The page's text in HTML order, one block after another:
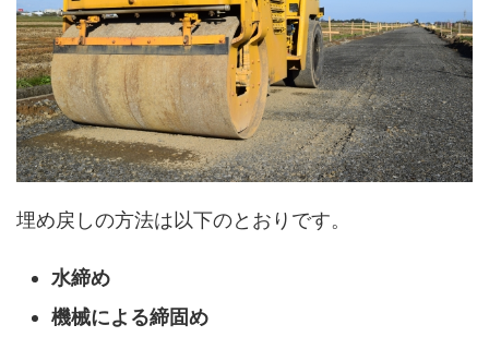
埋め戻しの方法は以下のとおりです。
水締め
機械による締固め